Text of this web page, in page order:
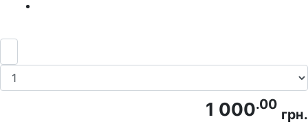
1 000.00
грн.